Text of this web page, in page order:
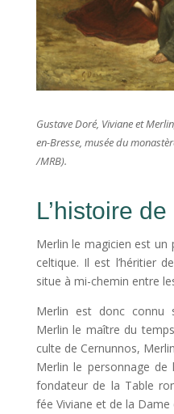
Gustave Doré, Viviane et
en-Bresse, musée du
/MRB).
L’histoire
Merlin le magicien est un
celtique. Il est l’héritier
situe à mi-chemin entre
Merlin est donc connu
Merlin le maître du
culte de Cernunnos,
Merlin le personnage
fondateur de la Table
fée Viviane et de la Dame